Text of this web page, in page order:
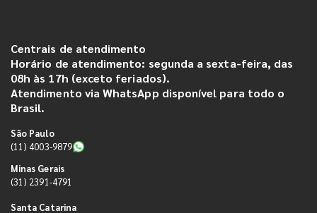
Centrais de atendimento
Horário de atendimento: segunda a sexta-feira, das
08h às 17h (exceto feriados).
Atendimento via WhatsApp disponível para todo o
Brasil.
São Paulo
(11) 4003-9879
Minas Gerais
(31) 2391-4791
Santa Catarina